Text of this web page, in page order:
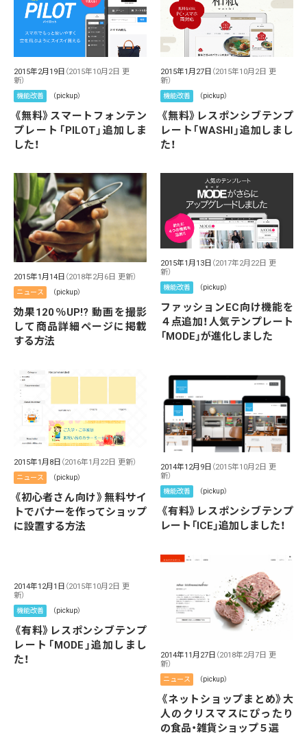
2015年2月19日 （2015年10月2日 更
新）
機能改善 （pickup）
《無料》スマートフォンテン
プレート「PILOT」追加しま
した！
2015年1月27日 （2015年10月2日 更
新）
機能改善 （pickup）
《無料》レスポンシブテンプ
レート「WASHI」追加しまし
た！
2015年1月14日 （2018年2月6日 更新）
ニュース （pickup）
効果120％UP!? 動画を撮影
して商品詳細ページに掲載
する方法
2015年1月13日 （2017年2月22日 更
新）
機能改善 （pickup）
ファッションEC向け機能を
４点追加！人気テンプレート
「MODE」が進化しました
2015年1月8日 （2016年1月22日 更新）
ニュース （pickup）
《初心者さん向け》無料サイ
トでバナーを作ってショップ
に設置する方法
2014年12月9日 （2015年10月2日 更
新）
機能改善 （pickup）
《有料》レスポンシブテンプ
レート「ICE」追加しました！
2014年12月1日 （2015年10月2日 更
新）
機能改善 （pickup）
《有料》レスポンシブテンプ
レート「MODE」追加しまし
た！
2014年11月27日 （2018年2月7日 更
新）
ニュース （pickup）
《ネットショップまとめ》大
人のクリスマスにぴったり
の食品・雑貨ショップ５選